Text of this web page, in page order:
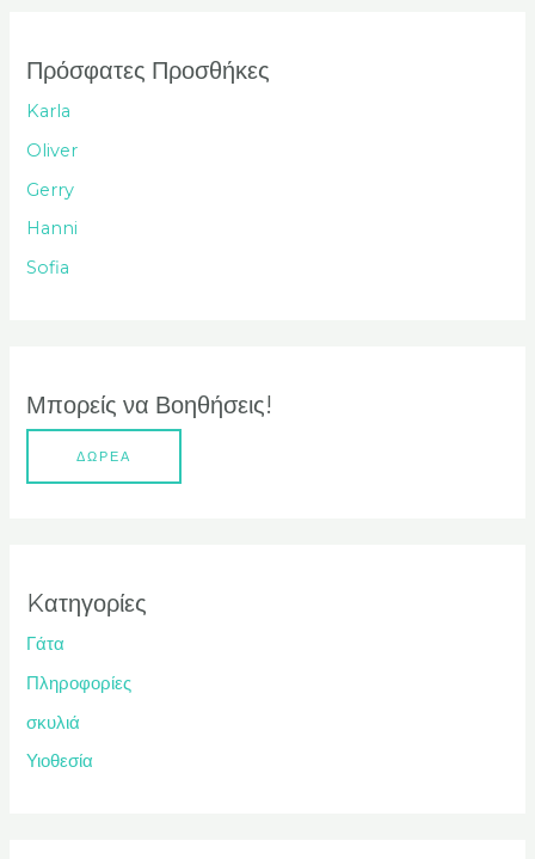
ή
τ
γ
ι
Πρόσφατες Προσθήκες
Karla
Oliver
Gerry
Hanni
Sofia
Μπορείς να Βοηθήσεις!
ΔΩΡΕΑ
Kατηγορίες
Γάτα
Πληροφορίες
σκυλιά
Υιοθεσία